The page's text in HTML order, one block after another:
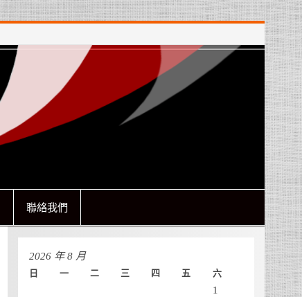
聯絡我們
2026 年 8 月
日 一 二 三 四 五 六
1